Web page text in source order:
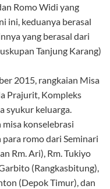
Romo Widi yang
ini, keduanya berasal
yang berasal dari
Tanjung Karang)
2015, rangkaian Misa
Prajurit, Kompleks
syukur keluarga.
konselebrasi
romo dari Seminari
Rm. Ari), Rm. Tukiyo
(Rangkasbitung),
(Depok Timur), dan